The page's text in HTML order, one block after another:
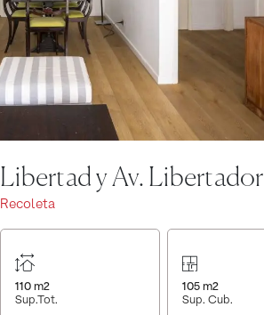
Libertad y Av. Libertador
Recoleta
110 m2
Sup.Tot.
105 m2
Sup. Cub.